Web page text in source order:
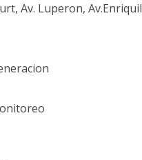
Av. Luperon,